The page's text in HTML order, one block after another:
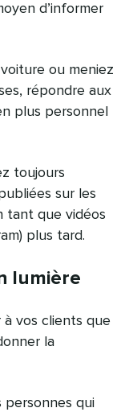
d’informer
ou meniez
répondre aux
plus personnel
toujours
sur les
tant que vidéos
plus tard.
lumière
vos clients que
la
qui